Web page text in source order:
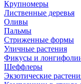
Крупномеры
Лиственные деревья
Оливы
Пальмы
Стриженные формы
Уличные растения
Фикусы и
Шеффлеры
Экзотические